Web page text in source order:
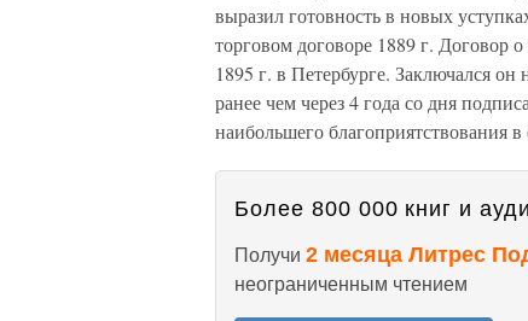
выразил готовность в новых
торговом договоре 1889 г. Договор
1895 г. в Петербурге. Заключался
ранее чем через 4 года со дня
наибольшего благоприятствования
Более 800 000 книг и
Получи 2 месяца Литрес
неограниченным чтением